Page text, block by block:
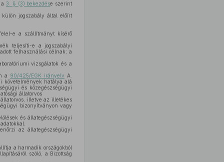
3. § (3) bekezdése szerint
jogszabály által előírt
e a szállítmányt kísérő
teljesíti-e a jogszabályi
felhasználási célnak; a
vizsgálatok és a
a 90/425/EGK irányelv A.
követelmények hatálya alá
és közegészségügyi
állatorvos
illetve az illetékes
bizonyítványon vagy
és állategészségügyi
az állategészségügyi
a harmadik országokból
szóló, a Bizottság